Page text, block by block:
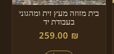
בית מזוזה מעץ זית ומהגוני
בעבודת יד
259.00 ₪